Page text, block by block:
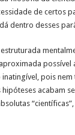
de certos
dentro desses
possível
pois nem
acabam